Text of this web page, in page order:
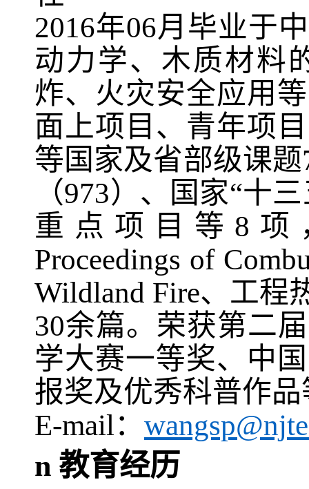
2016年06月毕业于
动力学、木质材料
炸、火灾安全应用
面上项目、青年项
等国家及省部级课题
（973）、国家“十
重点项目等 8 项
Proceedings of
Wildland Fire、工程
30余篇。荣获第二
学大赛一等奖、中
报奖及优秀科普作
E-mail：
n 教育经历